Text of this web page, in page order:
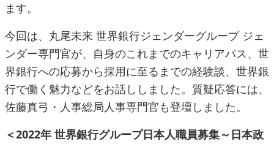
ます。
今回は、丸尾未来 世界銀行ジェンダーグループ ジェ
ンダー専門官が、自身のこれまでのキャリアパス、世
界銀行への応募から採用に至るまでの経験談、世界銀
行で働く魅力などをお話ししました。質疑応答には、
佐藤真弓・人事総局人事専門官も登壇しました。
＜2022年 世界銀行グループ日本人職員募集～日本政